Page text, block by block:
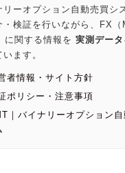
リーオプション自動売買シ
・検証を行いながら、FX（
に関する情報を 実測デー
ます。
者情報・サイト方針
ポリシー・注意事項
｜バイナリーオプション自